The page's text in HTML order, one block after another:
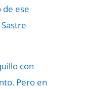
ese
con
Pero en